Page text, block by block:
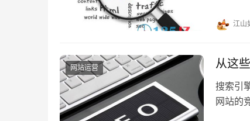
而言
的参数
江山
网站运营 从这
搜索引
网站的